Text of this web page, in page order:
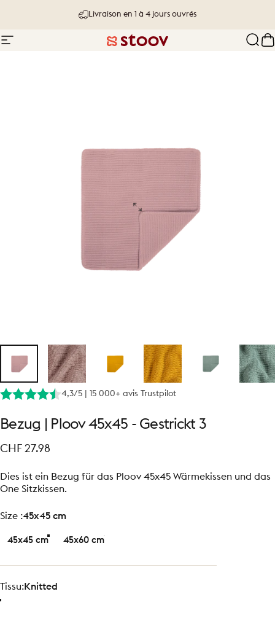
Livraison en 1 à 4 jours ouvrés
Navigation Stoov® | Cordless Heated Cushions
4,3/5 | 15 000+ avis Trustpilot
Bezug Ploov 45x45 - Gestrickt 3
CHF 27.98
Dies ist ein Bezug für das Ploov 45x45 Wärmekissen und das
One Sitzkissen.
size
Size :45x45 cm
45x45 cm 45x60 cm
Tissu
Tissu:Knitted